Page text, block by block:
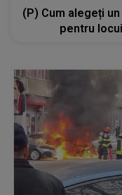
(P) Cum alegeți
pentru